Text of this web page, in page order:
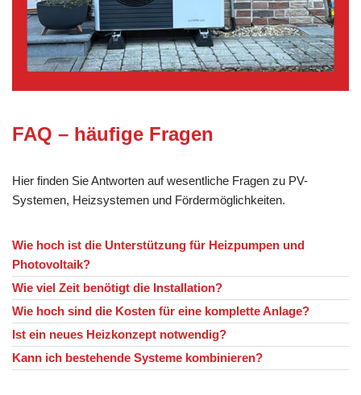
FAQ – häufige Fragen
Hier finden Sie Antworten auf wesentliche Fragen zu PV-
Systemen, Heizsystemen und Fördermöglichkeiten.
Wie hoch ist die Unterstützung für Heizpumpen und
Photovoltaik?
Wie viel Zeit benötigt die Installation?
Wie hoch sind die Kosten für eine komplette Anlage?
Ist ein neues Heizkonzept notwendig?
Kann ich bestehende Systeme kombinieren?